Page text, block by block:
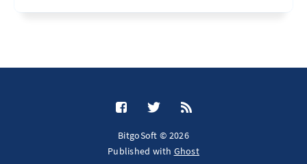
BitgoSoft © 2026
Published with Ghost